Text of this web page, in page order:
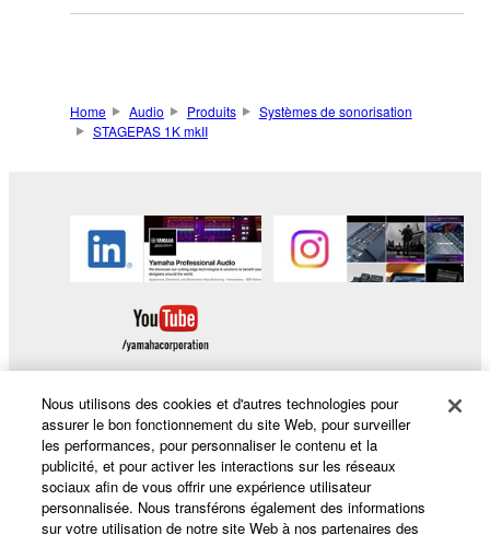
Home Audio Produits
Systèmes de sonorisation
STAGEPAS 1K mkII
Produits et solutions
Nous utilisons des cookies et d'autres technologies pour
assurer le bon fonctionnement du site Web, pour surveiller
les performances, pour personnaliser le contenu et la
publicité, et pour activer les interactions sur les réseaux
sociaux afin de vous offrir une expérience utilisateur
personnalisée. Nous transférons également des informations
sur votre utilisation de notre site Web à nos partenaires des